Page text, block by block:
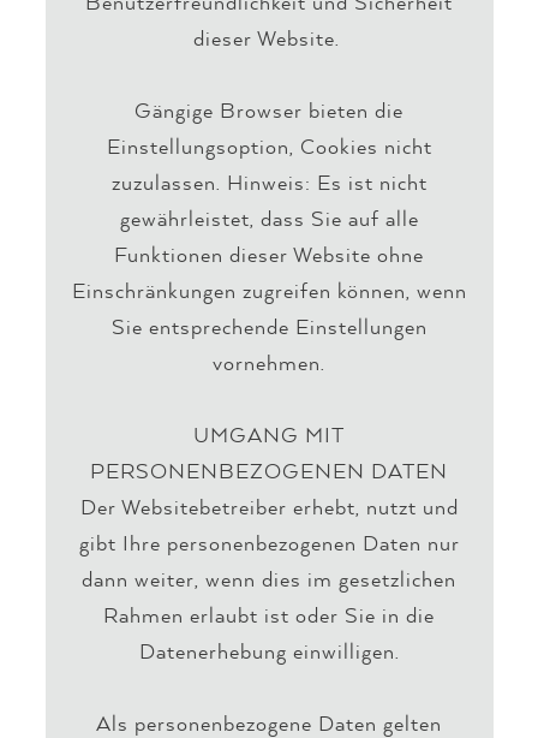
dieser Website.
Gängige Browser bieten die
Einstellungsoption, Cookies nicht
zuzulassen. Hinweis: Es ist nicht
gewährleistet, dass Sie auf alle
Funktionen dieser Website ohne
Einschränkungen zugreifen können, wenn
Sie entsprechende Einstellungen
vornehmen.
UMGANG MIT
PERSONENBEZOGENEN DATEN
Der Websitebetreiber erhebt, nutzt und
gibt Ihre personenbezogenen Daten nur
dann weiter, wenn dies im gesetzlichen
Rahmen erlaubt ist oder Sie in die
Datenerhebung einwilligen.
Als personenbezogene Daten gelten